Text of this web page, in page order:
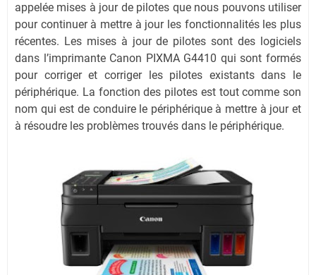
appelée mises à jour de pilotes que nous pouvons utiliser
pour continuer à mettre à jour les fonctionnalités les plus
récentes. Les mises à jour de pilotes sont des logiciels
dans l’imprimante Canon PIXMA G4410 qui sont formés
pour corriger et corriger les pilotes existants dans le
périphérique. La fonction des pilotes est tout comme son
nom qui est de conduire le périphérique à mettre à jour et
à résoudre les problèmes trouvés dans le périphérique.